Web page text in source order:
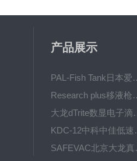
产品展示
PAL-Fish Tank
Research plus
大龙dTrite
KDC-